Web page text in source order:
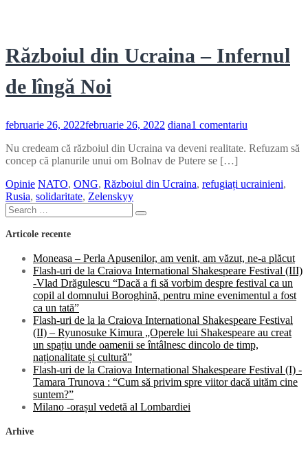
Războiul din Ucraina – Infernul
de lîngă Noi
februarie 26, 2022februarie 26, 2022 diana1 comentariu
din
Infernul
Nu credeam că războiul din Ucraina va deveni realitate. Refuzam să
concep că planurile unui om Bolnav de Putere se […]
Opinie NATO, ONG, Războiul din Ucraina, refugiați ucrainieni,
Rusia, solidaritate, Zelenskyy
Search
for:
Search
Articole recente
Moneasa – Perla Apusenilor, am venit, am văzut, ne-a plăcut
Flash-uri de la Craiova International Shakespeare Festival (III)
-Vlad Drăgulescu “Dacă a fi să vorbim despre festival ca un
copil al domnului Boroghină, pentru mine evenimentul a fost
ca un tată”
Flash-uri de la la Craiova International Shakespeare Festival
(II) – Ryunosuke Kimura „Operele lui Shakespeare au creat
un spațiu unde oamenii se întâlnesc dincolo de timp,
naționalitate și cultură”
Flash-uri de la Craiova International Shakespeare Festival (I) -
Tamara Trunova : “Cum să privim spre viitor dacă uităm cine
suntem?”
Milano -orașul vedetă al Lombardiei
Arhive